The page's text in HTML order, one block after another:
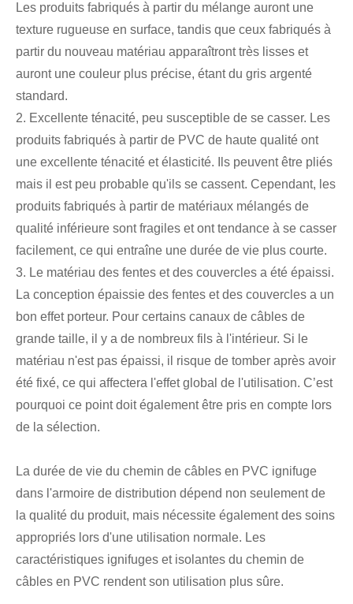
Les produits fabriqués à partir du mélange auront une
texture rugueuse en surface, tandis que ceux fabriqués à
partir du nouveau matériau apparaîtront très lisses et
auront une couleur plus précise, étant du gris argenté
standard.
2. Excellente ténacité, peu susceptible de se casser. Les
produits fabriqués à partir de PVC de haute qualité ont
une excellente ténacité et élasticité. Ils peuvent être pliés
mais il est peu probable qu'ils se cassent. Cependant, les
produits fabriqués à partir de matériaux mélangés de
qualité inférieure sont fragiles et ont tendance à se casser
facilement, ce qui entraîne une durée de vie plus courte.
3. Le matériau des fentes et des couvercles a été épaissi.
La conception épaissie des fentes et des couvercles a un
bon effet porteur. Pour certains canaux de câbles de
grande taille, il y a de nombreux fils à l'intérieur. Si le
matériau n'est pas épaissi, il risque de tomber après avoir
été fixé, ce qui affectera l'effet global de l'utilisation. C’est
pourquoi ce point doit également être pris en compte lors
de la sélection.
La durée de vie du chemin de câbles en PVC ignifuge
dans l'armoire de distribution dépend non seulement de
la qualité du produit, mais nécessite également des soins
appropriés lors d'une utilisation normale. Les
caractéristiques ignifuges et isolantes du chemin de
câbles en PVC rendent son utilisation plus sûre.